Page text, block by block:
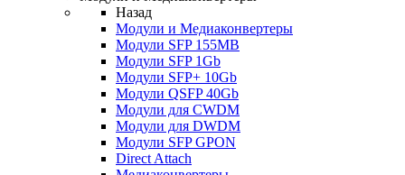
Назад
Модули и Медиаконвертеры
Модули SFP 155MB
Модули SFP 1Gb
Модули SFP+ 10Gb
Модули QSFP 40Gb
Модули для CWDM
Модули для DWDM
Модули SFP GPON
Direct Attach